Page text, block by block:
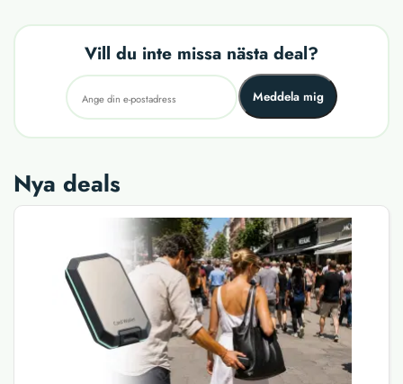
Vill du inte missa nästa deal?
Meddela mig
Nya deals